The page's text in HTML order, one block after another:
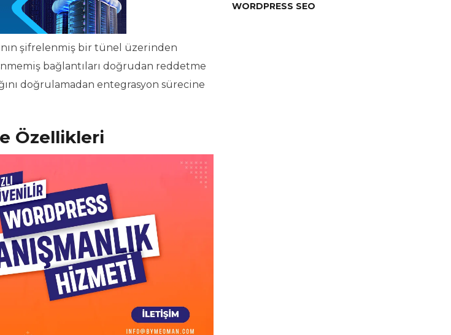
şifrelenmiş bir tünel üzerinden
bağlantıları doğrudan reddetme
doğrulamadan entegrasyon sürecine
Özellikleri
WORDPRESS SEO